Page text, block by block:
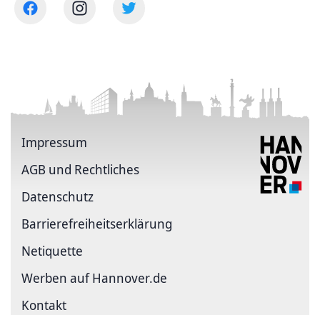
Impressum
AGB und Rechtliches
Datenschutz
Barriere­freiheits­erklärung
Netiquette
Werben auf Hannover.de
Kontakt